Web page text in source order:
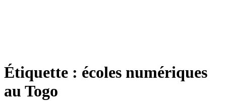
Étiquette : écoles numériques
au Togo